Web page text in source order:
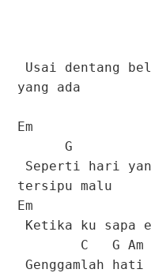
Usai dentang
yang ada
Em
G
Seperti hari
tersipu malu
Em
Ketika ku sapa
C G Am D
Genggamlah